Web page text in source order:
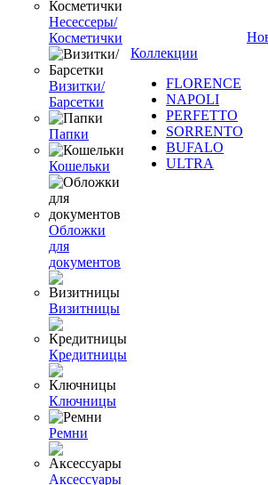
Несессеры/
Косметички
Визитки/
Барсетки
Папки
Кошельки
Обложки
для
документов
Визитницы
Кредитницы
Ключницы
Ремни
Аксессуары
Коллекции
FLORENCE
NAPOLI
PERFETTO
SORRENTO
BUFALO
ULTRA